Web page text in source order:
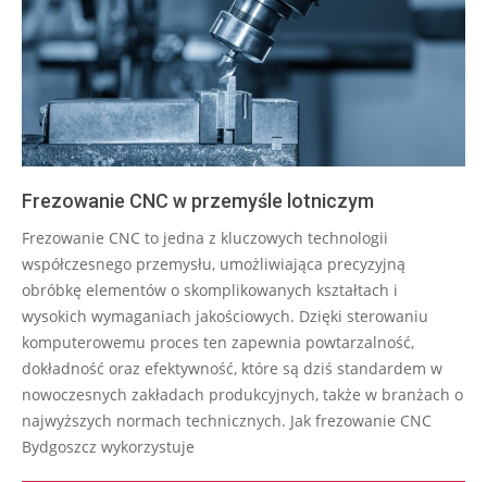
Frezowanie CNC w przemyśle lotniczym
Frezowanie CNC to jedna z kluczowych technologii
współczesnego przemysłu, umożliwiająca precyzyjną
obróbkę elementów o skomplikowanych kształtach i
wysokich wymaganiach jakościowych. Dzięki sterowaniu
komputerowemu proces ten zapewnia powtarzalność,
dokładność oraz efektywność, które są dziś standardem w
nowoczesnych zakładach produkcyjnych, także w branżach o
najwyższych normach technicznych. Jak frezowanie CNC
Bydgoszcz wykorzystuje